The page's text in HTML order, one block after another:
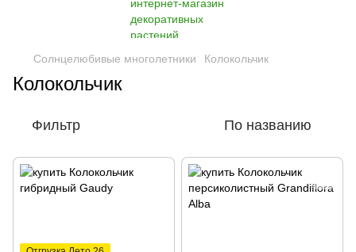
Солнцелюбивые многолетники Колокольчик
Колокольчик
Фильтр По названию